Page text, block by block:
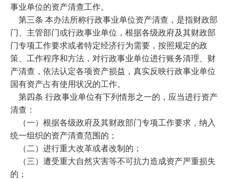
事业单位的资产清查工作。
第三条 本办法所称行政事业单位资产清查，是指财政部
门、主管部门或行政事业单位，根据各级政府及其财政部
门专项工作要求或者特定经济行为需要，按照规定的政
策、工作程序和方法，对行政事业单位进行账务清理、财
产清查，依法认定各项资产损益，真实反映行政事业单位
国有资产占有使用状况的工作。
第四条 行政事业单位有下列情形之一的，应当进行资产
清查：
（一）根据各级政府及其财政部门专项工作要求，纳入
统一组织的资产清查范围的；
（二）进行重大改革或者改制的；
（三）遭受重大自然灾害等不可抗力造成资产严重损失
的；